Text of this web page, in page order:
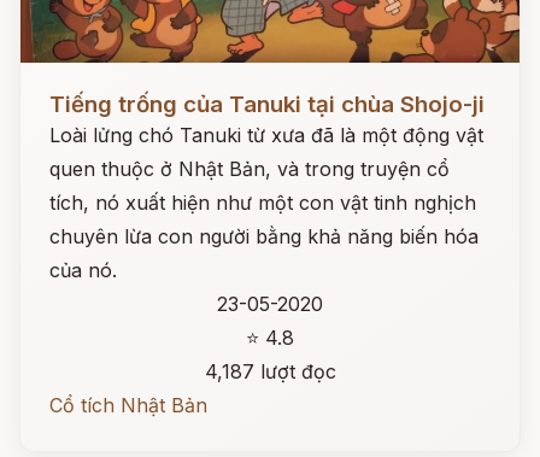
Đọc ngay
Tiếng trống của Tanuki tại chùa Shojo-ji
Loài lửng chó Tanuki từ xưa đã là một động vật
quen thuộc ở Nhật Bản, và trong truyện cổ
tích, nó xuất hiện như một con vật tinh nghịch
chuyên lừa con người bằng khả năng biến hóa
của nó.
23-05-2020
⭐ 4.8
4,187 lượt đọc
Cổ tích Nhật Bản